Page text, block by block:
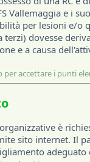
Vallemaggia e i
per lesioni e/o
terzi) dovesse
e a causa
per accettare i punti
è
sito internet. Il
adeguato